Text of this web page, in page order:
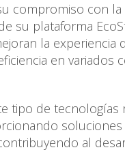
compromiso con
su plataforma
la experiencia
en variados
tipo de
soluciones
al